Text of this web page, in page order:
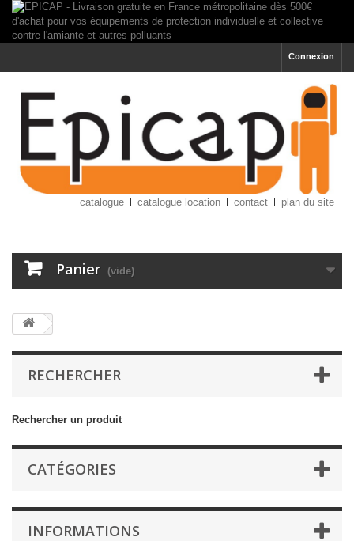
Connexion
catalogue catalogue location contact plan du site
Panier (vide)
RECHERCHER
Rechercher un produit
CATÉGORIES
INFORMATIONS